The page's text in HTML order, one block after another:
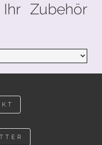
Zubehör